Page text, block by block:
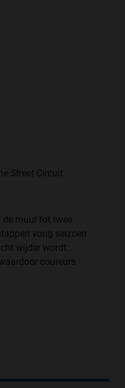
Street Circuit
de muur tot twee
vorig seizoen
wijder wordt.
coureurs